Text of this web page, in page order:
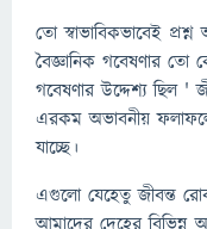
তো স্বাভাবিকভাবেই
বৈজ্ঞানিক গবেষণার
গবেষণার উদ্দেশ্য ছিল '
এরকম অভাবনীয়
যাচ্ছে।
এগুলো যেহেতু জীবন্ত